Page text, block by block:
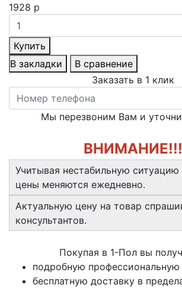
1928 р
Купить
В закладки
В сравнение
Заказать в 1 клик
Мы перезвоним Вам и
ВНИМАНИЕ!!!
Учитывая нестабильную ситуацию
цены меняются ежедневно.
Актуальную цену на товар
консультантов.
Покупая в 1-Пол вы
подробную профессиональную
бесплатную доставку в